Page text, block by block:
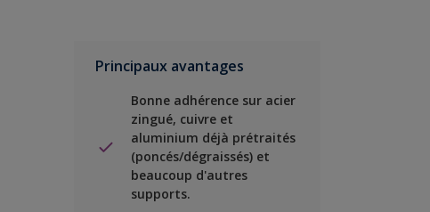
Principaux avantages
Bonne adhérence sur acier
zingué, cuivre et
aluminium déjà prétraités
(poncés/dégraissés) et
beaucoup d'autres
supports.